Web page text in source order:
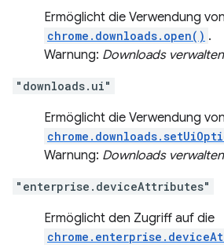
Ermöglicht die Verwendung von
chrome.downloads.open() .
Warnung: Downloads verwalten
"downloads.ui"
Ermöglicht die Verwendung von
Warnung: Downloads verwalten
"enterprise.deviceAttributes"
Ermöglicht den Zugriff auf die